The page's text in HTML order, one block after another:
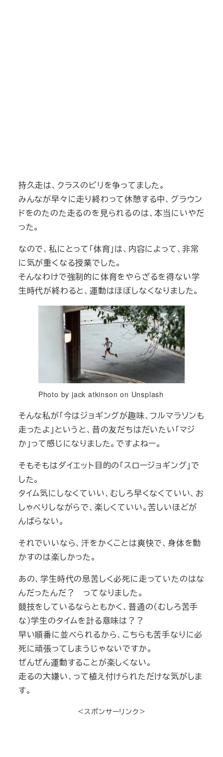
持久走は、クラスのビリを争ってました。
みんなが早々に走り終わって休憩する中、グラウン
ドをのたのた走るのを見られるのは、本当にいやだ
った。
なので、私にとって「体育」は、内容によって、非常
に気が重くなる授業でした。
そんなわけで強制的に体育をやらざるを得ない学
生時代が終わると、運動はほぼしなくなりました。
Photo by jack atkinson on Unsplash
そんな私が「今はジョギングが趣味、フルマラソンも
走ったよ」というと、昔の友だちはだいたい「マジ
か」って感じになりました。ですよねー。
そもそもはダイエット目的の「スロージョギング」で
した。
タイム気にしなくていい、むしろ早くなくていい、お
しゃべりしながらで、楽しくていい。苦しいほどが
んばらない。
それでいいなら、汗をかくことは爽快で、身体を動
かすのは楽しかった。
あの、学生時代の息苦しく必死に走っていたのはな
んだったんだ？ ってなりました。
競技をしているならともかく、普通の（むしろ苦手
な）学生のタイムを計る意味は？？
早い順番に並べられるから、こちらも苦手なりに必
死に頑張ってしまうじゃないですか。
ぜんぜん運動することが楽しくない。
走るの大嫌い、って植え付けられただけな気がしま
す。
＜スポンサーリンク＞